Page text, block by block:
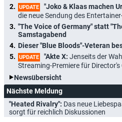
UPDATE "Joko & Klaas machen
die neue Sendung des
"The Voice of Germany" statt
Samstagabend
Dieser "Blue Bloods"-Veteran
UPDATE "Akte X: Jenseits der
Streaming-Premiere für Director's
Newsübersicht
Nächste Meldung
"Heated Rivalry": Das neue
sorgt für reichlich Diskussionen